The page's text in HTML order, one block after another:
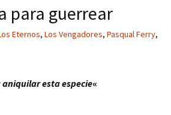
para guerrear
Eternos, Los Vengadores, Pasqual Ferry,
aniquilar esta especie«